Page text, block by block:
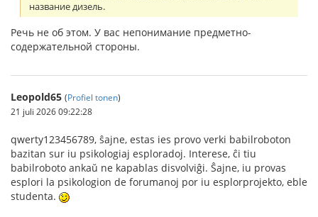
название дизель.
Речь не об этом. У вас непонимание предметно-
содержательной стороны.
Leopold65 (Profiel tonen)
21 juli 2026 09:22:28
qwerty123456789, ŝajne, estas ies provo verki babilroboton
bazitan sur iu psikologiaj esploradoj. Interese, ĉi tiu
babilroboto ankaŭ ne kapablas disvolviĝi. Ŝajne, iu provas
esplori la psikologion de forumanoj por iu esplorprojekto, eble
studenta.